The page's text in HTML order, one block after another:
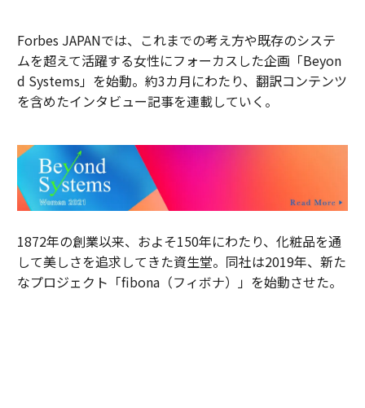
Forbes JAPANでは、これまでの考え方や既存のシステ
ムを超えて活躍する女性にフォーカスした企画「Beyon
d Systems」を始動。約3カ月にわたり、翻訳コンテンツ
を含めたインタビュー記事を連載していく。
1872年の創業以来、およそ150年にわたり、化粧品を通
して美しさを追求してきた資生堂。同社は2019年、新た
なプロジェクト「fibona（フィボナ）」を始動させた。